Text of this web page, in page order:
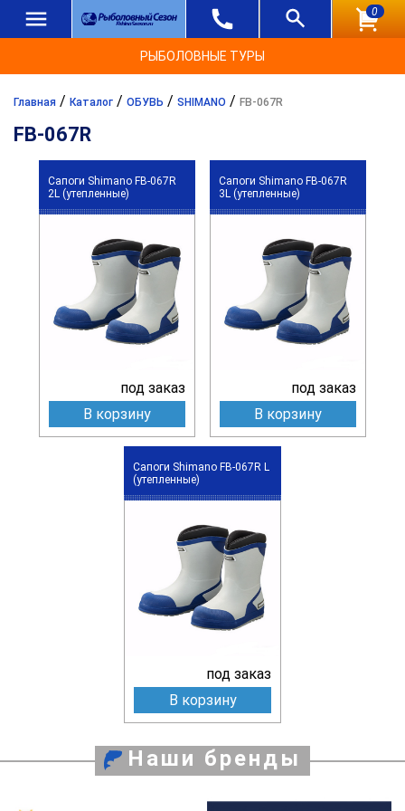
0
РЫБОЛОВНЫЕ ТУРЫ
Главная / Каталог / ОБУВЬ / SHIMANO / FB-067R
FB-067R
Сапоги Shimano FB-067R
2L (утепленные)
под заказ
В корзину
Сапоги Shimano FB-067R
3L (утепленные)
под заказ
В корзину
Сапоги Shimano FB-067R L
(утепленные)
под заказ
В корзину
Наши бренды